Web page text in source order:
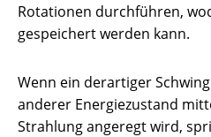
Rotationen durchführen,
gespeichert werden kann.
Wenn ein derartiger
anderer Energiezustand
Strahlung angeregt wird,